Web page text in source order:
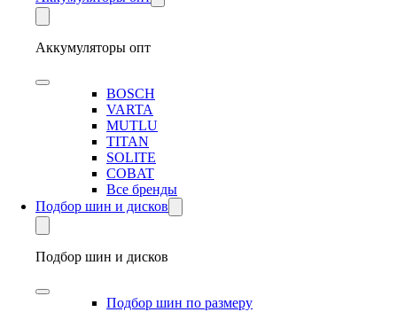
Аккумуляторы опт
BOSCH
VARTA
MUTLU
TITAN
SOLITE
COBAT
Все бренды
Подбор шин и дисков
Подбор шин и дисков
Подбор шин по размеру